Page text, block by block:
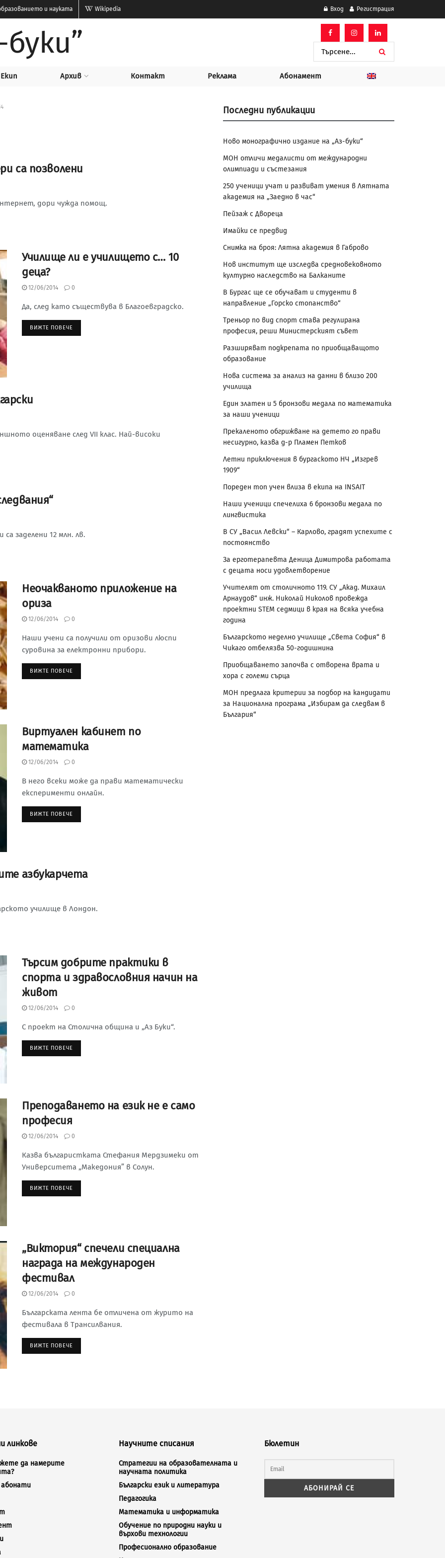
и науката Wikipedia Вход Регистрация
Екип Архив Контакт Реклама Абонамент
са позволени
дори чужда помощ.
Училище ли е училището с… 10
деца?
12/06/2014 0
Да, след като съществува в Благоевградско.
ВИЖТЕ ПОВЕЧЕ
оценяване след VII клас. Най-високи
заделени 12 млн. лв.
Неочакваното приложение на
ориза
12/06/2014 0
Наши учени са получили от оризови люспи
суровина за електронни прибори.
ВИЖТЕ ПОВЕЧЕ
Виртуален кабинет по
математика
12/06/2014 0
В него всеки може да прави математически
експерименти онлайн.
ВИЖТЕ ПОВЕЧЕ
азбукарчета
училище в Лондон.
Търсим добрите практики в
спорта и здравословния начин на
живот
12/06/2014 0
С проект на Столична община и „Аз Буки“.
ВИЖТЕ ПОВЕЧЕ
Преподаването на език не е само
професия
12/06/2014 0
Казва българистката Стефания Мердзимеки от
Университета „Македония” в Солун.
ВИЖТЕ ПОВЕЧЕ
„Виктория“ спечели специална
награда на международен
фестивал
12/06/2014 0
Българската лента бе отличена от журито на
фестивала в Трансилвания.
ВИЖТЕ ПОВЕЧЕ
Последни публикации
Ново монографично издание на „Аз-буки“
МОН отличи медалисти от международни
олимпиади и състезания
250 ученици учат и развиват умения в Лятната
академия на „Заедно в час“
Пейзаж с Двореца
Имайки се предвид
Снимка на броя: Лятна академия в Габрово
Нов институт ще изследва средновековното
културно наследство на Балканите
В Бургас ще се обучават и студенти в
направление „Горско стопанство“
Треньор по вид спорт става регулирана
професия, реши Министерският съвет
Разширяват подкрепата по приобщаващото
образование
Нова система за анализ на данни в близо 200
училища
Един златен и 5 бронзови медала по математика
за наши ученици
Прекаленото обгрижване на детето го прави
несигурно, казва д-р Пламен Петков
Летни приключения в бургаското НЧ „Изгрев
1909“
Пореден топ учен влиза в екипа на INSAIT
Наши ученици спечелиха 6 бронзови медала по
лингвистика
В СУ „Васил Левски“ – Карлово, градят успехите с
постоянство
За ерготерапевта Деница Димитрова работата
с децата носи удовлетворение
Учителят от столичното 119. СУ „Акад. Михаил
Арнаудов“ инж. Николай Николов провежда
проектни STEM седмици в края на всяка учебна
година
Българското неделно училище „Света София“ в
Чикаго отбелязва 50-годишнина
Приобщаването започва с отворена врата и
хора с големи сърца
МОН предлага критерии за подбор на кандидати
за Национална програма „Избирам да следвам в
България“
линкове
да намерите
абонати
Научните списания
Стратегии на образователната и
научната политика
Български език и литература
Педагогика
Математика и информатика
Обучение по природни науки и
върхови технологии
Професионално образование
Бюлетин